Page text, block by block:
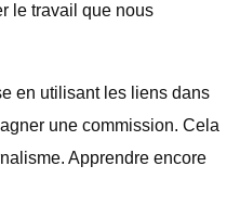
le travail que nous
en utilisant les liens dans
une commission. Cela
Apprendre encore